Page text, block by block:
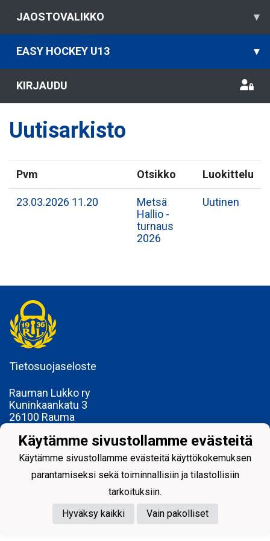
JAOSTOVALIKKO ▾
EASY HOCKEY U13 ▾
KIRJAUDU
Uutisarkisto
Pvm Otsikko Luokittelu
23.03.2026 11.20
Metsä
Hallio -
turnaus
2026
Uutinen
Tietosuojaseloste
Rauman Lukko ry
Kuninkaankatu 3
26100 Rauma
Käytämme sivustollamme evästeitä
Käytämme sivustollamme evästeitä käyttökokemuksen
parantamiseksi sekä toiminnallisiin ja tilastollisiin
tarkoituksiin.
Hyväksy kaikki
Vain pakolliset